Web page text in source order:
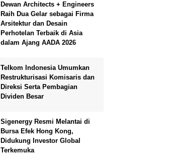
Dewan Architects + Engineers
Raih Dua Gelar sebagai Firma
Arsitektur dan Desain
Perhotelan Terbaik di Asia
dalam Ajang AADA 2026
Telkom Indonesia Umumkan
Restrukturisasi Komisaris dan
Direksi Serta Pembagian
Dividen Besar
Sigenergy Resmi Melantai di
Bursa Efek Hong Kong,
Didukung Investor Global
Terkemuka